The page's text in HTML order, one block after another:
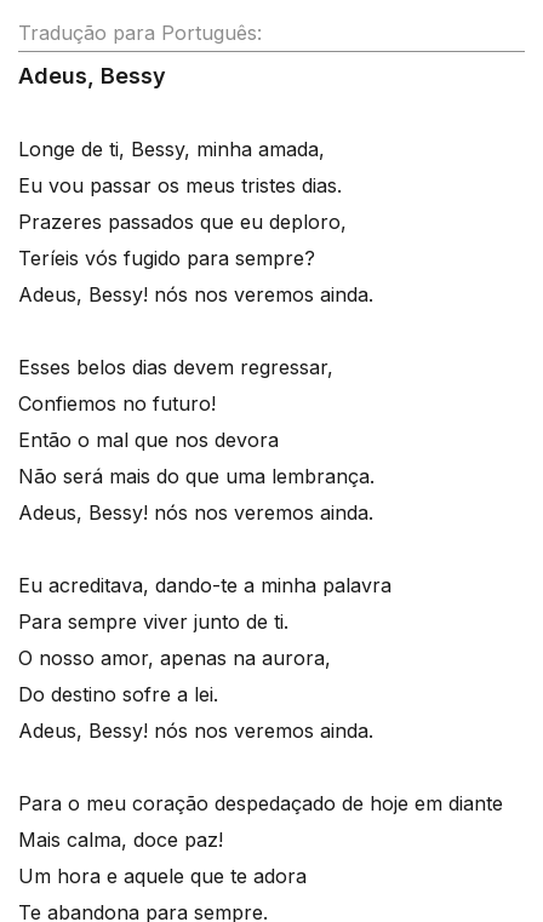
Tradução para Português:
Adeus, Bessy
Longe de ti, Bessy, minha amada,
Eu vou passar os meus tristes dias.
Prazeres passados que eu deploro,
Teríeis vós fugido para sempre?
Adeus, Bessy! nós nos veremos ainda.
Esses belos dias devem regressar,
Confiemos no futuro!
Então o mal que nos devora
Não será mais do que uma lembrança.
Adeus, Bessy! nós nos veremos ainda.
Eu acreditava, dando-te a minha palavra
Para sempre viver junto de ti.
O nosso amor, apenas na aurora,
Do destino sofre a lei.
Adeus, Bessy! nós nos veremos ainda.
Para o meu coração despedaçado de hoje em diante
Mais calma, doce paz!
Um hora e aquele que te adora
Te abandona para sempre.